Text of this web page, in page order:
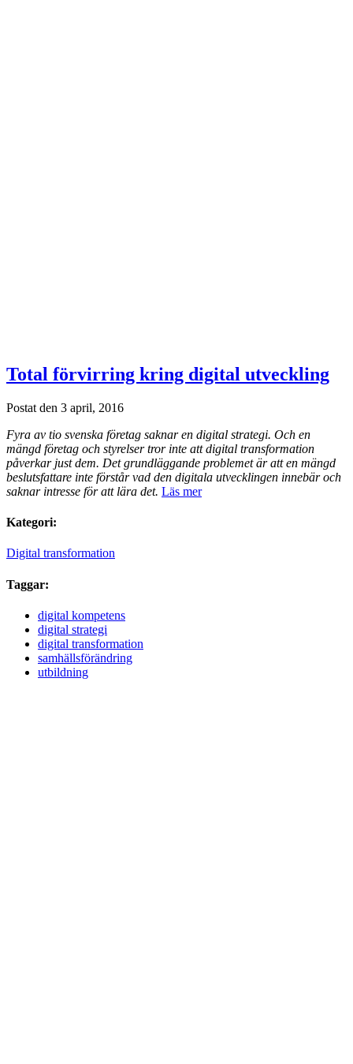
Total förvirring kring digital utveckling
Postat den 3 april, 2016
Fyra av tio svenska företag saknar en digital strategi. Och en
mängd företag och styrelser tror inte att digital transformation
påverkar just dem. Det grundläggande problemet är att en mängd
beslutsfattare inte förstår vad den digitala utvecklingen innebär och
saknar intresse för att lära det. Läs mer
Kategori:
Digital transformation
Taggar:
digital kompetens
digital strategi
digital transformation
samhällsförändring
utbildning